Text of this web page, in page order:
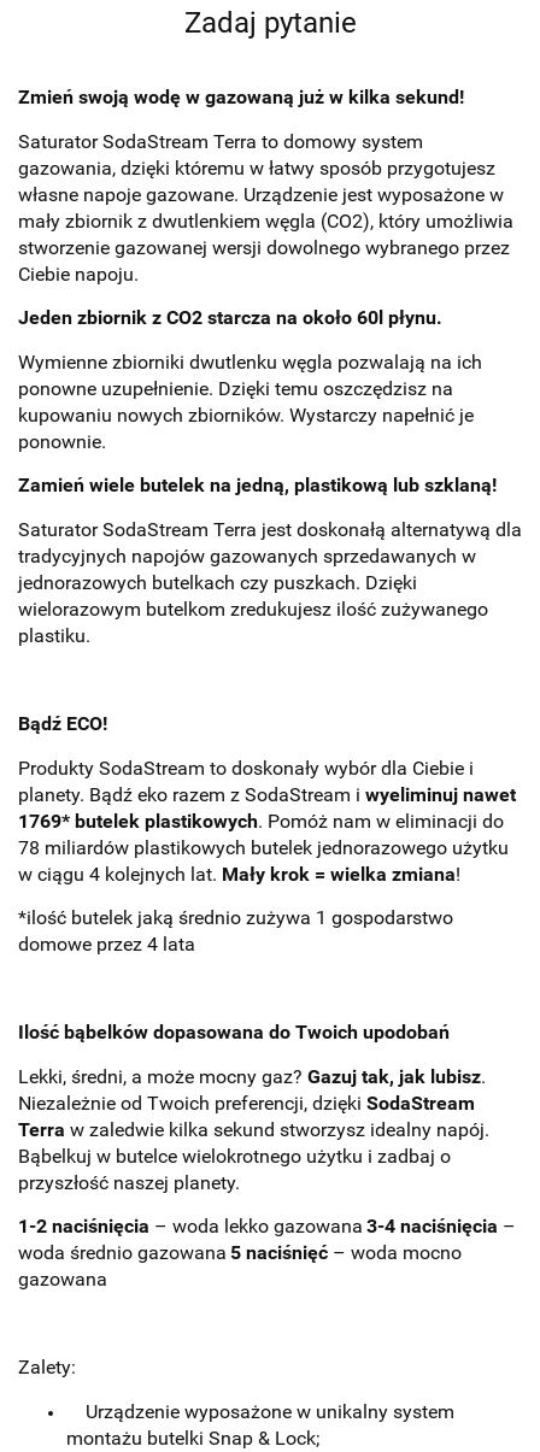
Zadaj pytanie
Zmień swoją wodę w gazowaną już w kilka sekund!
Saturator SodaStream Terra to domowy system
gazowania, dzięki któremu w łatwy sposób przygotujesz
własne napoje gazowane. Urządzenie jest wyposażone w
mały zbiornik z dwutlenkiem węgla (CO2), który umożliwia
stworzenie gazowanej wersji dowolnego wybranego przez
Ciebie napoju.
Jeden zbiornik z CO2 starcza na około 60l płynu.
Wymienne zbiorniki dwutlenku węgla pozwalają na ich
ponowne uzupełnienie. Dzięki temu oszczędzisz na
kupowaniu nowych zbiorników. Wystarczy napełnić je
ponownie.
Zamień wiele butelek na jedną, plastikową lub szklaną!
Saturator SodaStream Terra jest doskonałą alternatywą dla
tradycyjnych napojów gazowanych sprzedawanych w
jednorazowych butelkach czy puszkach. Dzięki
wielorazowym butelkom zredukujesz ilość zużywanego
plastiku.
Bądź ECO!
Produkty SodaStream to doskonały wybór dla Ciebie i
planety. Bądź eko razem z SodaStream i wyeliminuj nawet
1769* butelek plastikowych. Pomóż nam w eliminacji do
78 miliardów plastikowych butelek jednorazowego użytku
w ciągu 4 kolejnych lat. Mały krok = wielka zmiana!
*ilość butelek jaką średnio zużywa 1 gospodarstwo
domowe przez 4 lata
Ilość bąbelków dopasowana do Twoich upodobań
Lekki, średni, a może mocny gaz? Gazuj tak, jak lubisz.
Niezależnie od Twoich preferencji, dzięki SodaStream
Terra w zaledwie kilka sekund stworzysz idealny napój.
Bąbelkuj w butelce wielokrotnego użytku i zadbaj o
przyszłość naszej planety.
1-2 naciśnięcia – woda lekko gazowana 3-4 naciśnięcia –
woda średnio gazowana 5 naciśnięć – woda mocno
gazowana
Zalety:
Urządzenie wyposażone w unikalny system
montażu butelki Snap & Lock;